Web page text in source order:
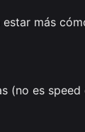
(no es